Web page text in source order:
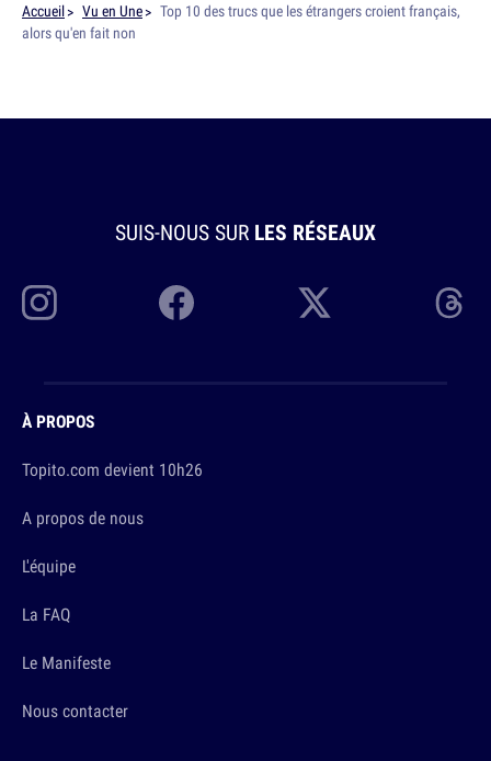
Accueil Vu en Une
Top 10 des trucs que les étrangers croient français,
alors qu'en fait non
SUIS-NOUS SUR LES RÉSEAUX
À PROPOS
Topito.com devient 10h26
A propos de nous
L'équipe
La FAQ
Le Manifeste
Nous contacter